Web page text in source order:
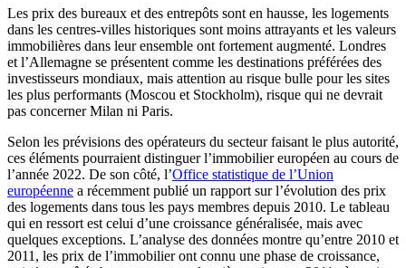
Les prix des bureaux et des entrepôts sont en hausse, les logements
dans les centres-villes historiques sont moins attrayants et les valeurs
immobilières dans leur ensemble ont fortement augmenté. Londres
et l’Allemagne se présentent comme les destinations préférées des
investisseurs mondiaux, mais attention au risque bulle pour les sites
les plus performants (Moscou et Stockholm), risque qui ne devrait
pas concerner Milan ni Paris.
Selon les prévisions des opérateurs du secteur faisant le plus autorité,
ces éléments pourraient distinguer l’immobilier européen au cours de
l’année 2022. De son côté, l’Office statistique de l’Union
européenne a récemment publié un rapport sur l’évolution des prix
des logements dans tous les pays membres depuis 2010. Le tableau
qui en ressort est celui d’une croissance généralisée, mais avec
quelques exceptions. L’analyse des données montre qu’entre 2010 et
2011, les prix de l’immobilier ont connu une phase de croissance,